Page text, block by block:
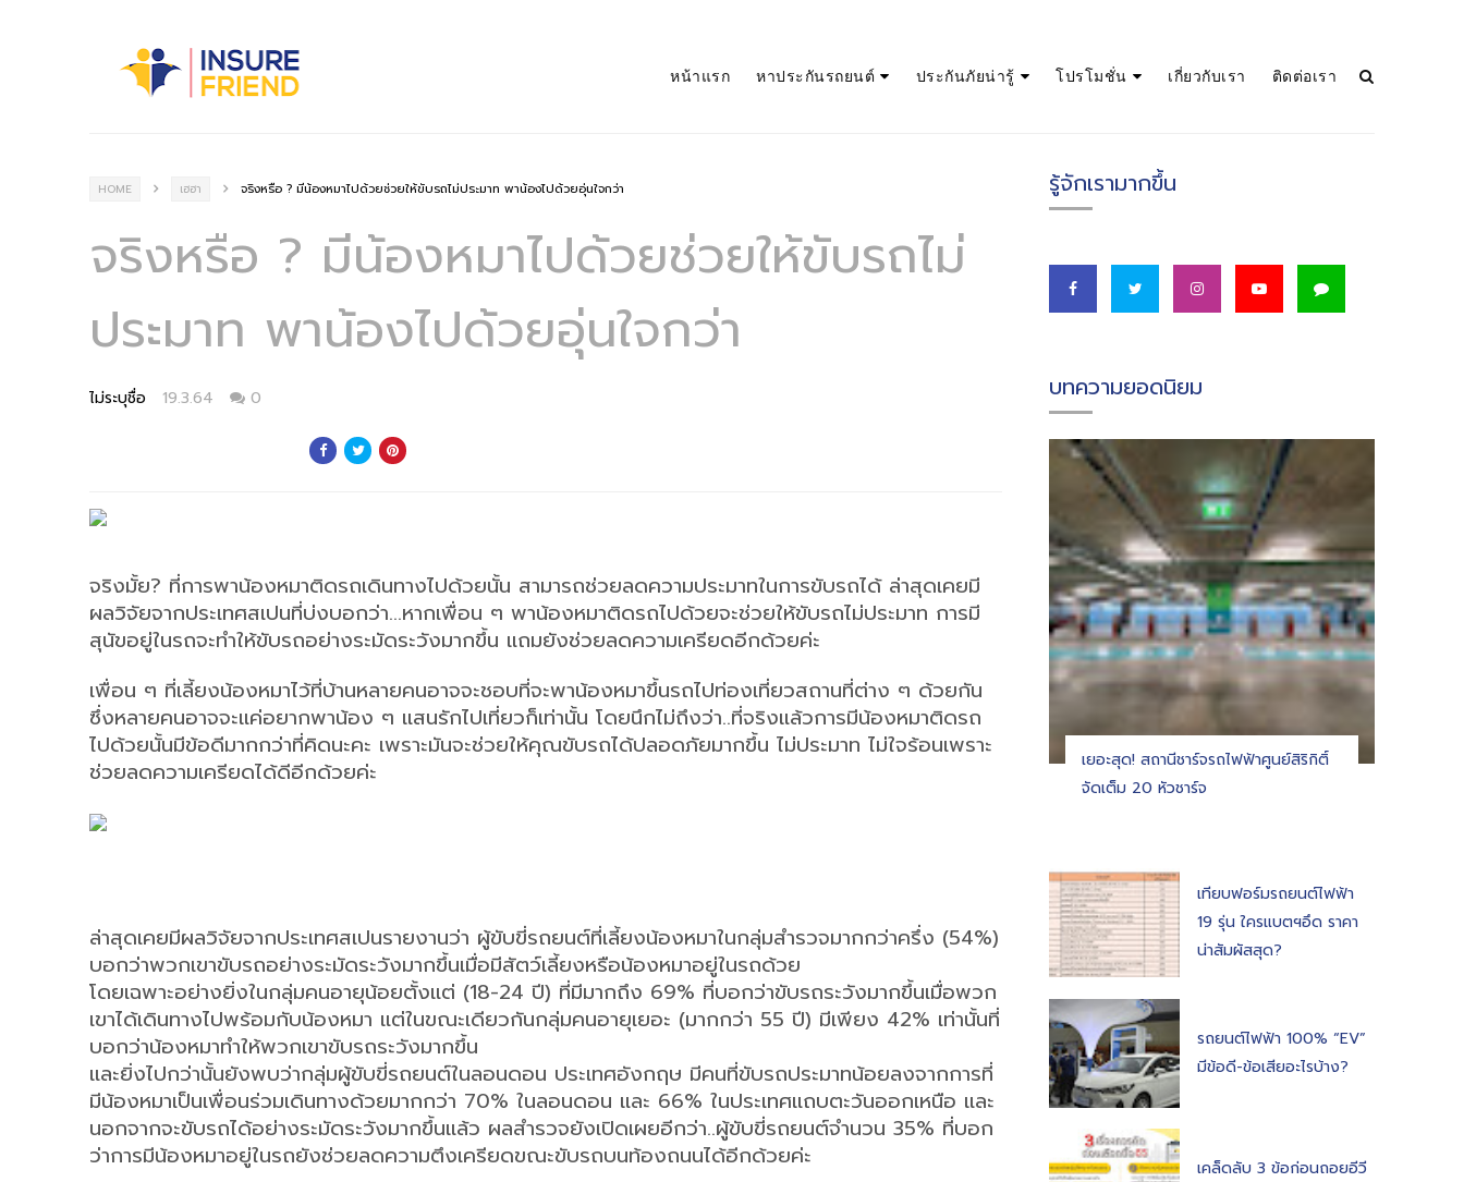
หน้าแรก หาประกันรถยนต์ ประกันภัยน่ารู้ โปรโมชั่น เกี่ยวกับเรา ติดต่อเรา
HOME เฮฮา จริงหรือ ? มีน้องหมาไปด้วยช่วยให้ขับรถไม่ประมาท พาน้องไปด้วยอุ่นใจกว่า
จริงหรือ ? มีน้องหมาไปด้วยช่วยให้ขับรถไม่
ประมาท พาน้องไปด้วยอุ่นใจกว่า
ไม่ระบุชื่อ 19.3.64 0
จริงมั้ย? ที่การพาน้องหมาติดรถเดินทางไปด้วยนั้น สามารถช่วยลดความประมาทในการขับรถได้ ล่าสุดเคยมี
ผลวิจัยจากประเทศสเปนที่บ่งบอกว่า...หากเพื่อน ๆ พาน้องหมาติดรถไปด้วยจะช่วยให้ขับรถไม่ประมาท การมี
สุนัขอยู่ในรถจะทำให้ขับรถอย่างระมัดระวังมากขึ้น แถมยังช่วยลดความเครียดอีกด้วยค่ะ
เพื่อน ๆ ที่เลี้ยงน้องหมาไว้ที่บ้านหลายคนอาจจะชอบที่จะพาน้องหมาขึ้นรถไปท่องเที่ยวสถานที่ต่าง ๆ ด้วยกัน
ซึ่งหลายคนอาจจะแค่อยากพาน้อง ๆ แสนรักไปเที่ยวก็เท่านั้น โดยนึกไม่ถึงว่า..ที่จริงแล้วการมีน้องหมาติดรถ
ไปด้วยนั้นมีข้อดีมากกว่าที่คิดนะคะ เพราะมันจะช่วยให้คุณขับรถได้ปลอดภัยมากขึ้น ไม่ประมาท ไม่ใจร้อนเพราะ
ช่วยลดความเครียดได้ดีอีกด้วยค่ะ
ล่าสุดเคยมีผลวิจัยจากประเทศสเปนรายงานว่า ผู้ขับขี่รถยนต์ที่เลี้ยงน้องหมาในกลุ่มสำรวจมากกว่าครึ่ง (54%)
บอกว่าพวกเขาขับรถอย่างระมัดระวังมากขึ้นเมื่อมีสัตว์เลี้ยงหรือน้องหมาอยู่ในรถด้วย
โดยเฉพาะอย่างยิ่งในกลุ่มคนอายุน้อยตั้งแต่ (18-24 ปี) ที่มีมากถึง 69% ที่บอกว่าขับรถระวังมากขึ้นเมื่อพวก
เขาได้เดินทางไปพร้อมกับน้องหมา แต่ในขณะเดียวกันกลุ่มคนอายุเยอะ (มากกว่า 55 ปี) มีเพียง 42% เท่านั้นที่
บอกว่าน้องหมาทำให้พวกเขาขับรถระวังมากขึ้น
และยิ่งไปกว่านั้นยังพบว่ากลุ่มผู้ขับขี่รถยนต์ในลอนดอน ประเทศอังกฤษ มีคนที่ขับรถประมาทน้อยลงจากการที่
มีน้องหมาเป็นเพื่อนร่วมเดินทางด้วยมากกว่า 70% ในลอนดอน และ 66% ในประเทศแถบตะวันออกเหนือ และ
นอกจากจะขับรถได้อย่างระมัดระวังมากขึ้นแล้ว ผลสำรวจยังเปิดเผยอีกว่า..ผู้ขับขี่รถยนต์จำนวน 35% ที่บอก
ว่าการมีน้องหมาอยู่ในรถยังช่วยลดความตึงเครียดขณะขับรถบนท้องถนนได้อีกด้วยค่ะ
รู้จักเรามากขึ้น
บทความยอดนิยม
เยอะสุด! สถานีชาร์จรถไฟฟ้าศูนย์สิริกิติ์
จัดเต็ม 20 หัวชาร์จ
เทียบฟอร์มรถยนต์ไฟฟ้า
19 รุ่น ใครแบตฯอึด ราคา
น่าสัมผัสสุด?
รถยนต์ไฟฟ้า 100% “EV”
มีข้อดี-ข้อเสียอะไรบ้าง?
เคล็ดลับ 3 ข้อก่อนถอยอีวี